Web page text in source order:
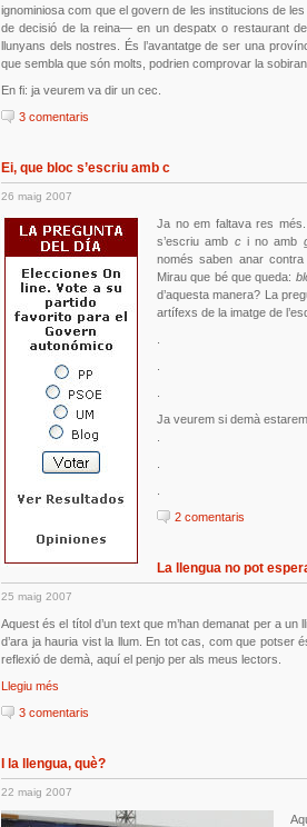
ignominiosa com que el govern de les institucions de
de decisió de la reina— en un despatx o restaurant
llunyans dels nostres. És l’avantatge de ser una
que sembla que són molts, podrien comprovar la
En fi: ja veurem va dir un cec.
3 comentaris
Ei, que bloc s’escriu amb c
26 maig 2007
Ja no em faltava res
s’escriu amb ci no amb
només saben anar
Mirau que bé que queda:
d’aquesta manera? La
artífexs de la imatge de
Ja veurem si demà
2 comentaris
La llengua no pot
25 maig 2007
Aquest és el títol d’un text que m’han demanat per a un
d’ara ja hauria vist la llum. En tot cas, com que potser
reflexió de demà, aquí el penjo per als meus lectors.
Llegiu més
3 comentaris
I la llengua, què?
22 maig 2007